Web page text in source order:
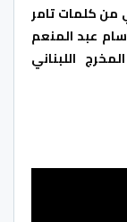
من كلمات تامر
عبد المنعم
اللبناني